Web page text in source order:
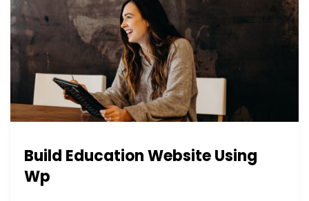
Build Education Website Using
Wp